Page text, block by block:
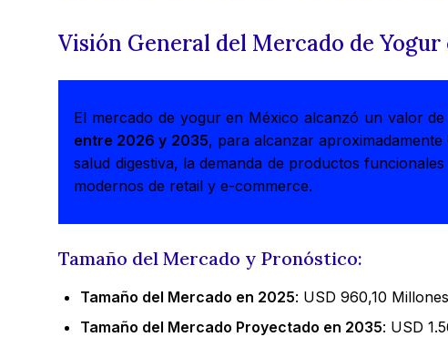
Visión General del Mercado de
El mercado de yogur en México alcanzó un valor de
entre 2026 y 2035, para alcanzar aproximadamente
salud digestiva, la demanda de productos
modernos de retail y e-commerce.
Tamaño del Mercado y Pronóstico:
Tamaño del Mercado en 2025: USD 960,10 Millones
Tamaño del Mercado Proyectado en 2035: USD